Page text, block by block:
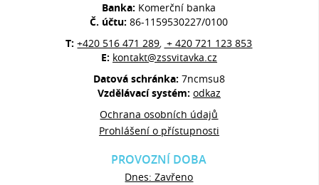
Banka: Komerční banka
Č. účtu:86-1159530227/0100
T:+420 516 471 289, + 420 721 123 853
E: kontakt@zssvitavka.cz
Datová schránka: 7ncmsu8
Vzdělávací systém: odkaz
Ochrana osobních údajů
Prohlášení o přístupnosti
PROVOZNÍ DOBA
Dnes: Zavřeno